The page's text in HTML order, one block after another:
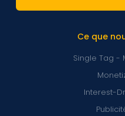
Ce que
Single Tag -
Interest-